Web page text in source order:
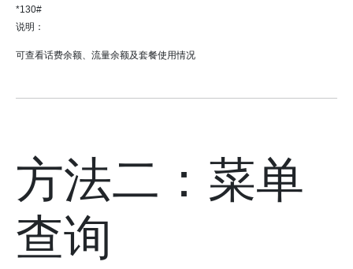
*130#
说明：
可查看话费余额、流量余额及套餐使用情况
方法二：菜单
查询